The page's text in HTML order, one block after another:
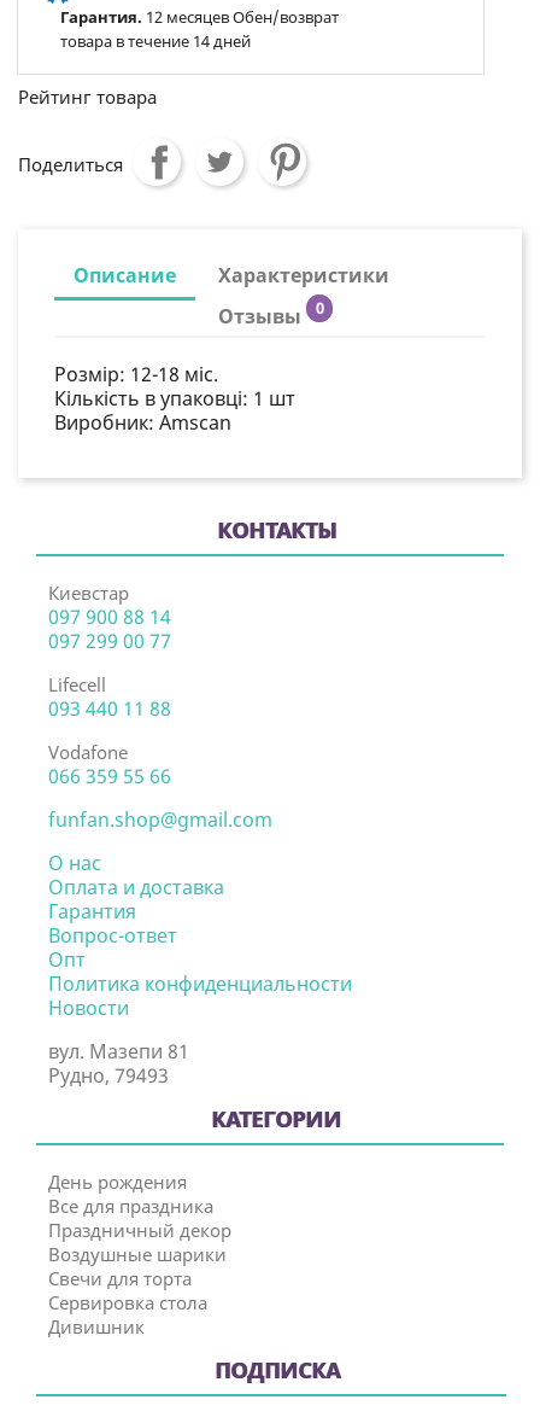
Гарантия. 12 месяцев Обен/возврат
товара в течение 14 дней
Рейтинг товара
Поделиться
Описание
Характеристики
Отзывы
0
Розмір: 12-18 міс.
Кількість в упаковці: 1 шт
Виробник: Amscan
КОНТАКТЫ
Киевстар
097 900 88 14
097 299 00 77
Lifecell
093 440 11 88
Vodafone
066 359 55 66
funfan.shop@gmail.com
О нас
Оплата и доставка
Гарантия
Вопрос-ответ
Опт
Политика конфиденциальности
Новости
вул. Мазепи 81
Рудно, 79493
КАТЕГОРИИ
День рождения
Все для праздника
Праздничный декор
Воздушные шарики
Свечи для торта
Сервировка стола
Дивишник
ПОДПИСКА